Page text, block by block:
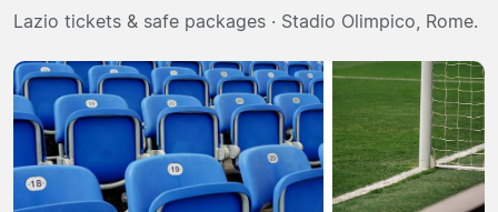
Travel Agencies
Lazio tickets & safe packages · Stadio Olimpico, Rome.